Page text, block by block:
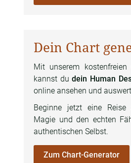
Dein Chart
Mit unserem kostenfreien
kannst dudein Human
online ansehen und
Beginne jetzt eine
Magie und den echten
authentischen Selbst.
Zum Chart-Generator